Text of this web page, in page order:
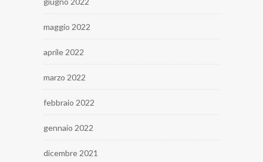
maggio 2022
aprile 2022
marzo 2022
febbraio 2022
gennaio 2022
dicembre 2021